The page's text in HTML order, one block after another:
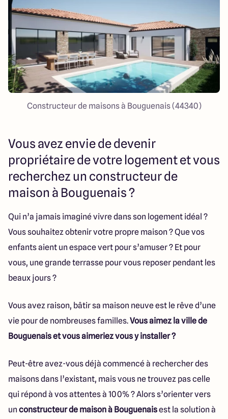
4.7 4.7
Constructeur de maisons à Bouguenais (44340)
Vous avez envie de devenir
propriétaire de votre logement et vous
recherchez un constructeur de
maison à Bouguenais ?
Qui n’a jamais imaginé vivre dans son logement idéal ?
Vous souhaitez obtenir votre propre maison ? Que vos
enfants aient un espace vert pour s’amuser ? Et pour
vous, une grande terrasse pour vous reposer pendant les
beaux jours ?
Vous avez raison, bâtir sa maison neuve est le rêve d’une
vie pour de nombreuses familles.Vous aimez la ville de
Bouguenais et vous aimeriez vous y installer ?
Peut-être avez-vous déjà commencé à rechercher des
maisons dans l’existant, mais vous ne trouvez pas celle
qui répond à vos attentes à 100% ? Alors s’orienter vers
un constructeur de maison à Bouguenaisest la solution à